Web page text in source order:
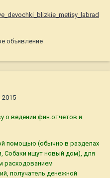
объявление
о ведении фин.отчетов и
помощью (обычно в разделах
Собаки ищут новый дом), для
расходованием
получатель денежной